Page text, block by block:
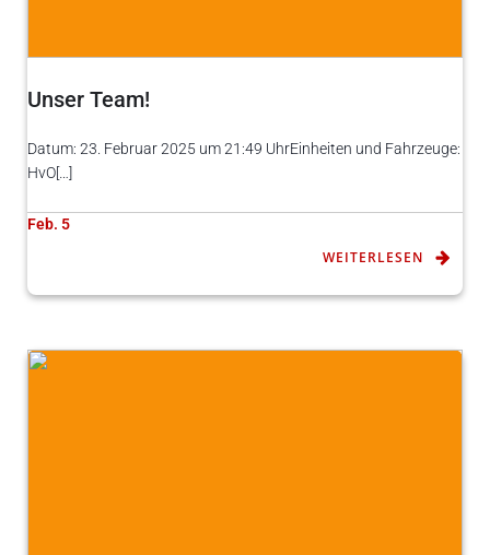
Unser Team!
Datum: 23. Februar 2025 um 21:49 UhrEinheiten und Fahrzeuge:
HvO[…]
Feb. 5
WEITERLESEN